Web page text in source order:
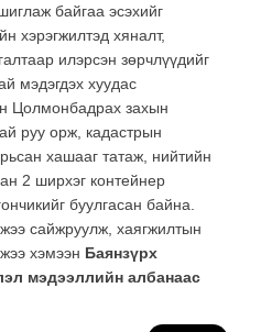
байгаа эсэхийг
хэрэгжилтэд хяналт,
илэрсэн зөрчлүүдийг
мэдэгдэх хуудас
Цолмонбадрах захын
руу орж, кадастрын
хашааг татаж, нийтийн
2 ширхэг контейнер
буулгасан байна.
сайжруулж, хаягжилтын
хэмээн Баянзүрх
мэдээллийн албанаас